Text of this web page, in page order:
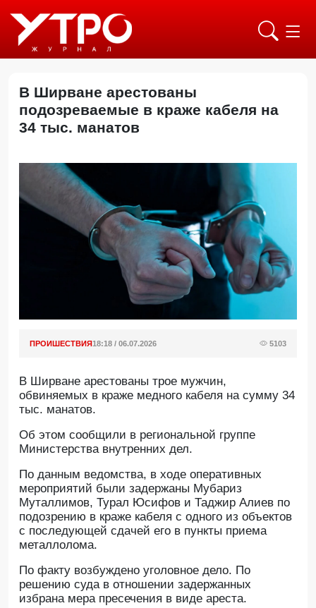
В Ширване арестованы
подозреваемые в краже кабеля на
34 тыс. манатов
ПРОИШЕСТВИЯ18:18 / 06.07.2026 5103
В Ширване арестованы трое мужчин,
обвиняемых в краже медного кабеля на сумму 34
тыс. манатов.
Об этом сообщили в региональной группе
Министерства внутренних дел.
По данным ведомства, в ходе оперативных
мероприятий были задержаны Мубариз
Муталлимов, Турал Юсифов и Таджир Алиев по
подозрению в краже кабеля с одного из объектов
с последующей сдачей его в пункты приема
металлолома.
По факту возбуждено уголовное дело. По
решению суда в отношении задержанных
избрана мера пресечения в виде ареста.